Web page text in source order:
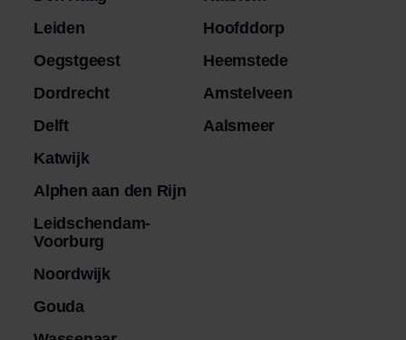
Leiden
Oegstgeest
Dordrecht
Delft
Katwijk
Alphen aan den Rijn
Leidschendam-
Voorburg
Noordwijk
Gouda
Hoofddorp
Heemstede
Amstelveen
Aalsmeer